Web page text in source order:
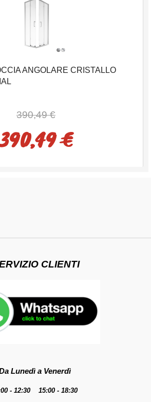
ANGOLARE CRISTALLO
390,49 €
€
CLIENTI
Lunedì a Venerdì
- 12:30 15:00 - 18:30